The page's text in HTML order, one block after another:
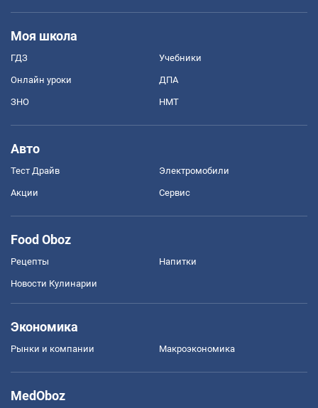
Моя школа
ГДЗ Учебники
Онлайн уроки ДПА
ЗНО НМТ
Авто
Тест Драйв Электромобили
Акции Сервис
Food Oboz
Рецепты Напитки
Новости Кулинарии
Экономика
Рынки и компании Mакроэкономика
MedOboz